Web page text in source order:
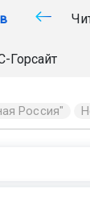
Горсайт
Россия"